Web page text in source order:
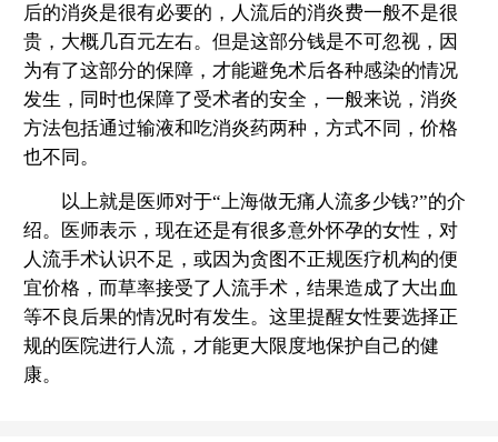
后的消炎是很有必要的，人流后的消炎费一般不是很
贵，大概几百元左右。但是这部分钱是不可忽视，因
为有了这部分的保障，才能避免术后各种感染的情况
发生，同时也保障了受术者的安全，一般来说，消炎
方法包括通过输液和吃消炎药两种，方式不同，价格
也不同。
以上就是医师对于“上海做无痛人流多少钱?”的介
绍。医师表示，现在还是有很多意外怀孕的女性，对
人流手术认识不足，或因为贪图不正规医疗机构的便
宜价格，而草率接受了人流手术，结果造成了大出血
等不良后果的情况时有发生。这里提醒女性要选择正
规的医院进行人流，才能更大限度地保护自己的健
康。